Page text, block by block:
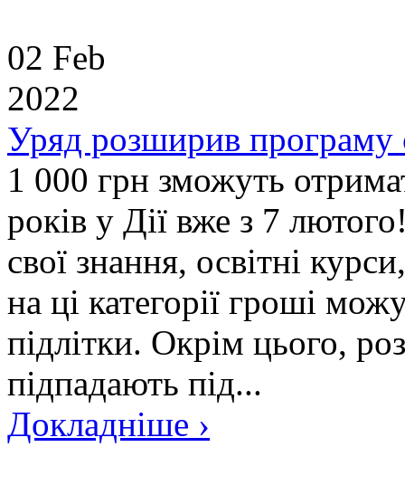
02 Feb
2022
Уряд розширив програму
1 000 грн зможуть
років у Дії вже з 7
свої знання, освітні
на ці категорії гроші
підлітки. Окрім цього,
підпадають під...
Докладніше ›